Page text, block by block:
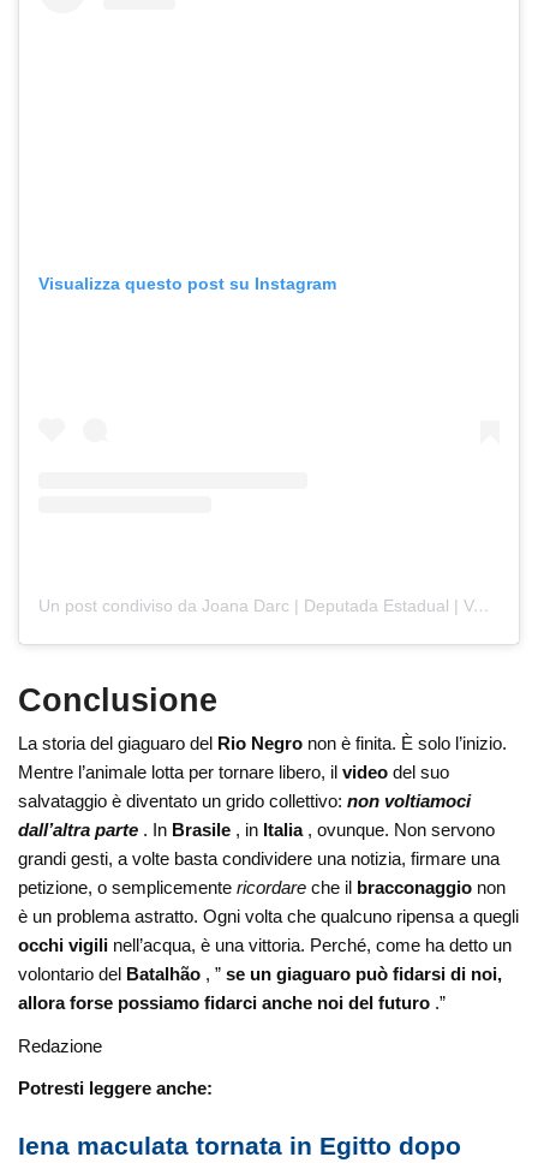
Visualizza questo post su Instagram
Un post condiviso da Joana Darc | Deputada Estadual | Veterinária | Advogada (@joanadarcam)
Conclusione
La storia del giaguaro del Rio Negro non è finita. È solo l’inizio.
Mentre l’animale lotta per tornare libero, ilvideo del suo
salvataggio è diventato un grido collettivo:non voltiamoci
dall’altra parte . In Brasile , in Italia, ovunque. Non servono
grandi gesti, a volte basta condividere una notizia, firmare una
petizione, o semplicementericordare che il bracconaggio non
è un problema astratto. Ogni volta che qualcuno ripensa a quegli
occhi vigili nell’acqua, è una vittoria. Perché, come ha detto un
volontario del Batalhão , ”se un giaguaro può fidarsi di noi,
allora forse possiamo fidarci anche noi del futuro .”
Redazione
Potresti leggere anche:
Iena maculata tornata in Egitto dopo